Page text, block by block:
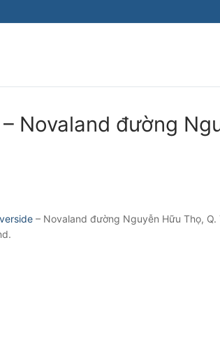
Novaland đường
– Novaland đường Nguyễn Hữu Thọ,